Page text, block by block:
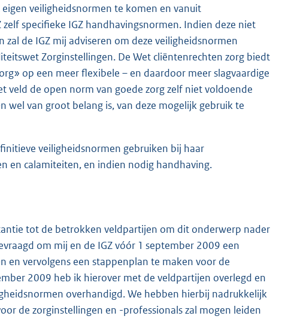
veiligheidsnormen te komen en vanuit
specifieke IGZ handhavingsnormen. Indien deze niet
de IGZ mij adviseren om deze veiligheidsnormen
Zorginstellingen. De Wet cliëntenrechten zorg biedt
op een meer flexibele – en daardoor meer slagvaardige
veld de open norm van goede zorg zelf niet voldoende
van groot belang is, van deze mogelijk gebruik te
veiligheidsnormen gebruiken bij haar
en calamiteiten, en indien nodig handhaving.
tot de betrokken veldpartijen om dit onderwerp nader
om mij en de IGZ vóór 1 september 2009 een
en vervolgens een stappenplan te maken voor de
2009 heb ik hierover met de veldpartijen overlegd en
overhandigd. We hebben hierbij nadrukkelijk
de zorginstellingen en -professionals zal mogen leiden